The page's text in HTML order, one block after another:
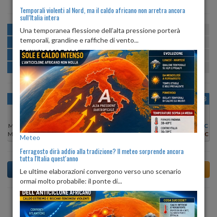
MATTINA min:19º max:26º U:
POMERIGGIO min:26º max:30º
SERA min:21º max:28º U:78% 88%
NOTTE min: 19º max:21º U:86%
OGGI
Min:
28°C
Max:32°C
SAB 08
Min:
Max:30°C
DOM 09
Min:26°C
Max:29°C
LUN 10
Min:
25°C
Max:30°C
MAR 11
Max:29°C
MER 12
Min:26°C
Max:31°C
GIO 13
27°C
Max:31°C
Previsioni del Tempo a Accettura di domani
Temporali violenti al Nord, ma il caldo africano non arretra ancora
sull’Italia intera
Una temporanea flessione dell’alta pressione porterà
temporali, grandine e raffiche di vento...
Meteo
Ferragosto dirà addio alla tradizione? Il meteo sorprende ancora
tutta l'Italia quest'anno
Le ultime elaborazioni convergono verso uno scenario
ormai molto probabile: il ponte di...